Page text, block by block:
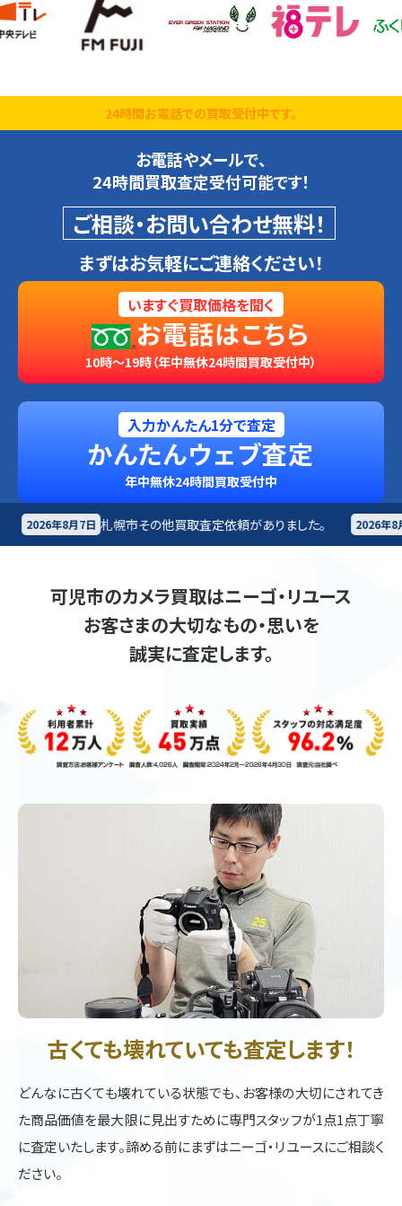
24時間お電話での買取受付中です。
お電話やメールで、
24時間買取査定受付可能です！
ご相談・お問い合わせ無料！
まずはお気軽にご連絡ください！
いますぐ買取価格を聞く
お電話はこちら
10時～19時（年中無休24時間買取受付中）
入力かんたん1分で査定
かんたんウェブ査定
年中無休24時間買取受付中
の他買取査定依頼がありました。 2026年8月7日 札幌市 楽器買取査
可児市のカメラ買取はニーゴ・リユース
お客さまの大切なもの・思いを
誠実に査定します。
古くても壊れていても査定します！
どんなに古くても壊れている状態でも、お客様の大切にされてき
た商品価値を最大限に見出すために専門スタッフが1点1点丁寧
に査定いたします。諦める前にまずはニーゴ・リユースにご相談く
ださい。